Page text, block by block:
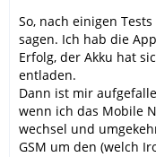
So, nach einigen
sagen. Ich hab die
Erfolg, der Akku hat
entladen.
Dann ist mir
wenn ich das Mobile
wechsel und
GSM um den (welch